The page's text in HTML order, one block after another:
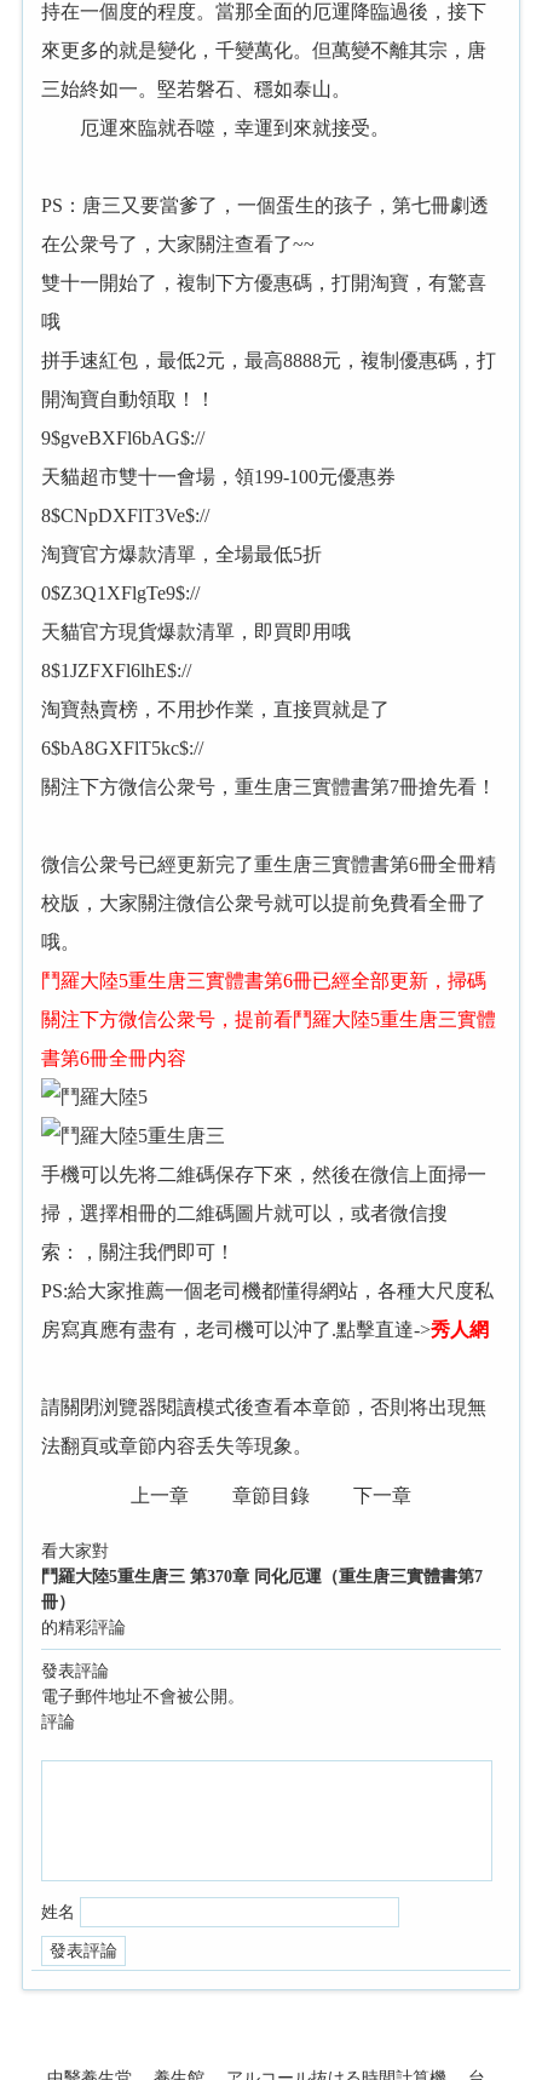
持在一個度的程度。當那全面的厄運降臨過後，接下
來更多的就是變化，千變萬化。但萬變不離其宗，唐
三始終如一。堅若磐石、穩如泰山。
厄運來臨就吞噬，幸運到來就接受。
PS：唐三又要當爹了，一個蛋生的孩子，第七冊劇透
在公衆号了，大家關注查看了~~
雙十一開始了，複制下方優惠碼，打開淘寶，有驚喜
哦
拼手速紅包，最低2元，最高8888元，複制優惠碼，打
開淘寶自動領取！！
9$gveBXFl6bAG$://
天貓超市雙十一會場，領199-100元優惠券
8$CNpDXFlT3Ve$://
淘寶官方爆款清單，全場最低5折
0$Z3Q1XFlgTe9$://
天貓官方現貨爆款清單，即買即用哦
8$1JZFXFl6lhE$://
淘寶熱賣榜，不用抄作業，直接買就是了
6$bA8GXFlT5kc$://
關注下方微信公衆号，重生唐三實體書第7冊搶先看！
微信公衆号已經更新完了重生唐三實體書第6冊全冊精
校版，大家關注微信公衆号就可以提前免費看全冊了
哦。
鬥羅大陸5重生唐三實體書第6冊已經全部更新，掃碼
關注下方微信公衆号，提前看鬥羅大陸5重生唐三實體
書第6冊全冊内容
手機可以先将二維碼保存下來，然後在微信上面掃一
掃，選擇相冊的二維碼圖片就可以，或者微信搜
索：
，關注我們即可！
PS:給大家推薦一個老司機都懂得網站，各種大尺度私
房寫真應有盡有，老司機可以沖了.點擊直達->秀人網
請關閉浏覽器閱讀模式後查看本章節，否則将出現無
法翻頁或章節内容丢失等現象。
上一章 章節目錄 下一章
看大家對
鬥羅大陸5重生唐三 第370章 同化厄運（重生唐三實體書第7
冊）
的精彩評論
發表評論
電子郵件地址不會被公開。
評論
姓名